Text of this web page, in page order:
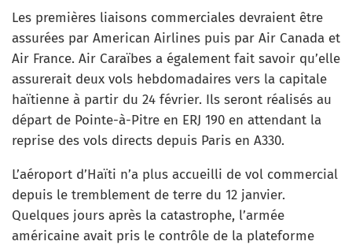
Les premières liaisons commerciales devraient être
assurées par American Airlines puis par Air Canada et
Air France. Air Caraïbes a également fait savoir qu’elle
assurerait deux vols hebdomadaires vers la capitale
haïtienne à partir du 24 février. Ils seront réalisés au
départ de Pointe-à-Pitre en ERJ 190 en attendant la
reprise des vols directs depuis Paris en A330.
L’aéroport d’Haïti n’a plus accueilli de vol commercial
depuis le tremblement de terre du 12 janvier.
Quelques jours après la catastrophe, l’armée
américaine avait pris le contrôle de la plateforme